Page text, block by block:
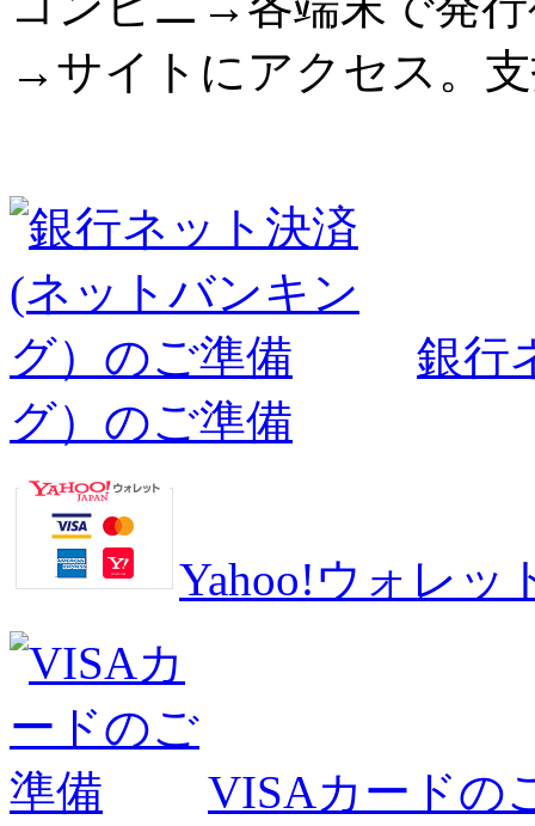
→サイトにアクセス。
銀行
グ）のご準備
Yahoo!ウォレッ
VISAカードの